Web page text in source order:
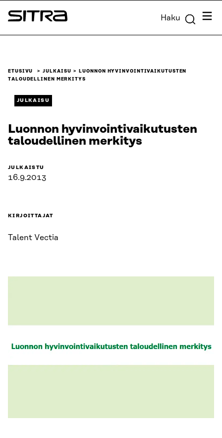
Siirry
suoraan
Sitra Haku
ETUSIVU JULKAISU
LUONNON HYVINVOINTIVAIKUTUSTEN
TALOUDELLINEN MERKITYS
JULKAISU
Luonnon hyvinvointivaikutusten
taloudellinen merkitys
JULKAISTU
16.9.2013
KIRJOITTAJAT
Talent Vectia